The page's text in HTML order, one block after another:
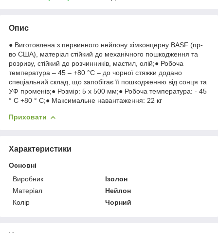
Опис
● Виготовлена з первинного нейлону хімконцерну BASF (пр-
во США), матеріал стійкий до механічного пошкодження та
розриву, стійкий до розчинників, мастил, олій;● Робоча
температура – 45 – +80 °С – до чорної стяжки додано
спеціальний склад, що запобігає її пошкодженню від сонця та
УФ променів;● Розмір: 5 x 500 мм;● Робоча температура: - 45
° С +80 ° С;● Максимальне навантаження: 22 кг
Приховати
Характеристики
Основні
Виробник
Ізолон
Матеріал
Нейлон
Колір
Чорний